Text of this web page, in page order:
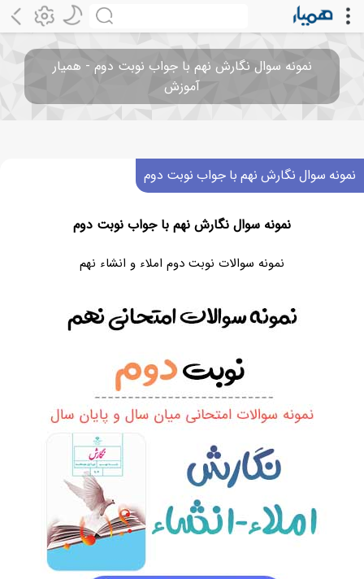
نمونه سوال نگارش نهم با جواب نوبت دوم - همیار
آموزش
نمونه سوال نگارش نهم با جواب نوبت دوم
نمونه سوال نگارش نهم با جواب نوبت دوم
نمونه سوالات نوبت دوم املاء و انشاء نهم